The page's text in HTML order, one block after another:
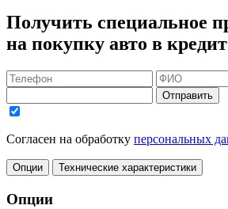
Получить специальное
на покупку авто в кредит
Отправить
Согласен на обработку персональных
Опции Технические характеристики
Опции